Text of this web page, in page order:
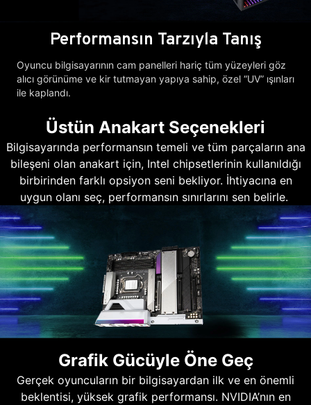
Performansın Tarzıyla Tanış
Oyuncu bilgisayarının cam panelleri hariç tüm yüzeyleri göz
alıcı görünüme ve kir tutmayan yapıya sahip, özel “UV” ışınları
ile kaplandı.
Üstün Anakart Seçenekleri
Bilgisayarında performansın temeli ve tüm parçaların ana
bileşeni olan anakart için, Intel chipsetlerinin kullanıldığı
birbirinden farklı opsiyon seni bekliyor. İhtiyacına en
uygun olanı seç, performansın sınırlarını sen belirle.
Grafik Gücüyle Öne Geç
Gerçek oyuncuların bir bilgisayardan ilk ve en önemli
beklentisi, yüksek grafik performansı. NVIDIA’nın en